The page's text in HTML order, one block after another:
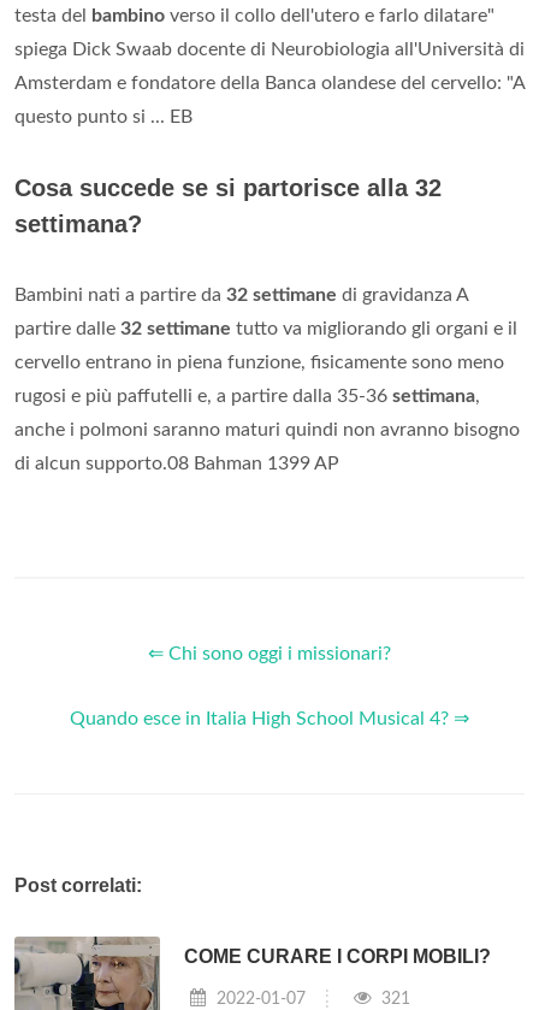
testa del bambino verso il collo dell'utero e farlo dilatare"
spiega Dick Swaab docente di Neurobiologia all'Università di
Amsterdam e fondatore della Banca olandese del cervello: "A
questo punto si ... EB
Cosa succede se si partorisce alla 32
settimana?
Bambini nati a partire da 32 settimane di gravidanza A
partire dalle 32 settimane tutto va migliorando gli organi e il
cervello entrano in piena funzione, fisicamente sono meno
rugosi e più paffutelli e, a partire dalla 35-36 settimana,
anche i polmoni saranno maturi quindi non avranno bisogno
di alcun supporto.08 Bahman 1399 AP
⇐ Chi sono oggi i missionari?
Quando esce in Italia High School Musical 4? ⇒
Post correlati:
COME CURARE I CORPI MOBILI?
2022-01-07 321